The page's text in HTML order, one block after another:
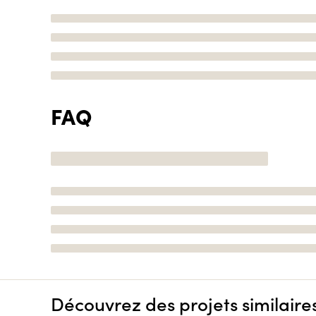
FAQ
Découvrez des projets